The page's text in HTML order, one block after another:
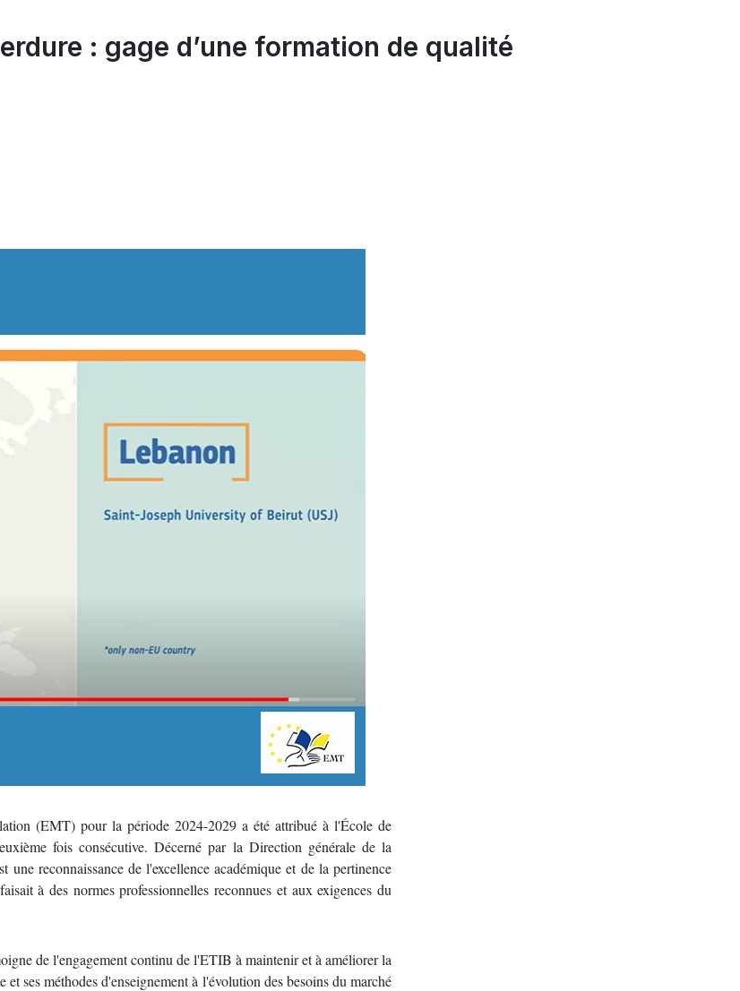
: gage d’une formation de qualité
(EMT) pour la période 2024-2029 a été attribué à l'École de
fois consécutive. Décerné par la Direction générale de la
reconnaissance de l'excellence académique et de la pertinence
à des normes professionnelles reconnues et aux exigences du
de l'engagement continu de l'ETIB à maintenir et à améliorer la
ses méthodes d'enseignement à l'évolution des besoins du marché